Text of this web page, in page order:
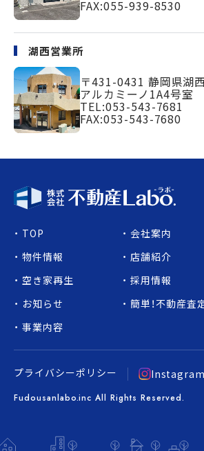
FAX:055-939-8530
湖西営業所
〒431-0431 静岡県湖
アルカミーノ1A4号室
TEL:053-543-7681
FAX:053-543-7680
プライバシーポリシー Instagram
Fudousanlabo.inc All Rights Reserved.
TOP
お知らせ
店舗紹介
物件情報
事業内容
採用情報
空き家再生
会社案内
簡単！不動産査